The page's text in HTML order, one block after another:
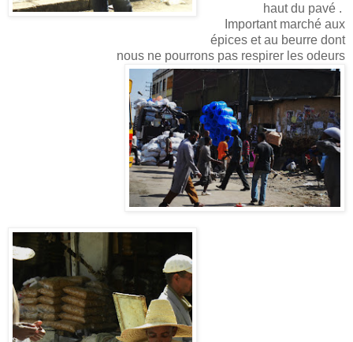
haut du pavé .
Important marché aux
épices et au beurre dont
nous ne pourrons pas respirer les odeurs